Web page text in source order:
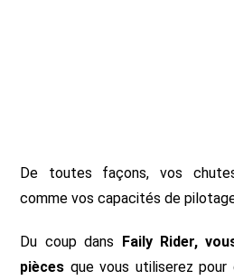
De toutes façons, vos
comme vos capacités de
Du coup dans Faily Rider,
pièces que vous utiliserez pour